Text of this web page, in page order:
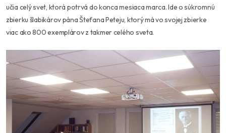
učia celý svet, ktorá potrvá do konca mesiaca marca. Ide o súkromnú
zbierku šlabikárov pána Štefana Peteju, ktorý má vo svojej zbierke
viac ako 800 exemplárov z takmer celého sveta.